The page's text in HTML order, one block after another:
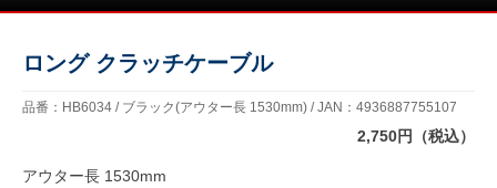
ロング クラッチケーブル
品番：HB6034 / ブラック(アウター長 1530mm) / JAN：4936887755107
2,750円（税込）
アウター長 1530mm